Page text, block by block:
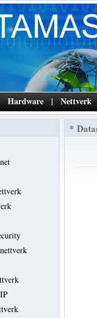
Hardware | Nettverk
*